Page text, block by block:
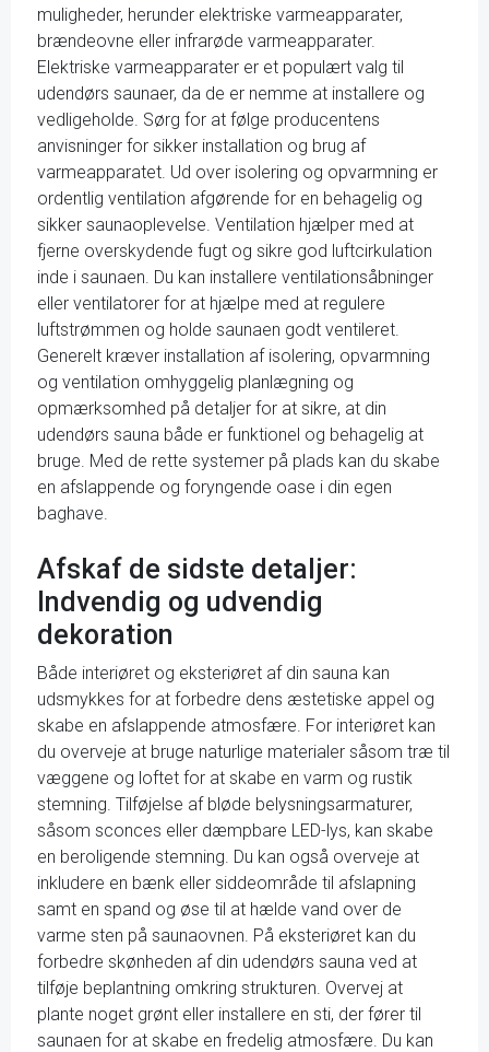
muligheder, herunder elektriske varmeapparater,
brændeovne eller infrarøde varmeapparater.
Elektriske varmeapparater er et populært valg til
udendørs saunaer, da de er nemme at installere og
vedligeholde. Sørg for at følge producentens
anvisninger for sikker installation og brug af
varmeapparatet. Ud over isolering og opvarmning er
ordentlig ventilation afgørende for en behagelig og
sikker saunaoplevelse. Ventilation hjælper med at
fjerne overskydende fugt og sikre god luftcirkulation
inde i saunaen. Du kan installere ventilationsåbninger
eller ventilatorer for at hjælpe med at regulere
luftstrømmen og holde saunaen godt ventileret.
Generelt kræver installation af isolering, opvarmning
og ventilation omhyggelig planlægning og
opmærksomhed på detaljer for at sikre, at din
udendørs sauna både er funktionel og behagelig at
bruge. Med de rette systemer på plads kan du skabe
en afslappende og foryngende oase i din egen
baghave.
Afskaf de sidste detaljer:
Indvendig og udvendig
dekoration
Både interiøret og eksteriøret af din sauna kan
udsmykkes for at forbedre dens æstetiske appel og
skabe en afslappende atmosfære. For interiøret kan
du overveje at bruge naturlige materialer såsom træ til
væggene og loftet for at skabe en varm og rustik
stemning. Tilføjelse af bløde belysningsarmaturer,
såsom sconces eller dæmpbare LED-lys, kan skabe
en beroligende stemning. Du kan også overveje at
inkludere en bænk eller siddeområde til afslapning
samt en spand og øse til at hælde vand over de
varme sten på saunaovnen. På eksteriøret kan du
forbedre skønheden af din udendørs sauna ved at
tilføje beplantning omkring strukturen. Overvej at
plante noget grønt eller installere en sti, der fører til
saunaen for at skabe en fredelig atmosfære. Du kan